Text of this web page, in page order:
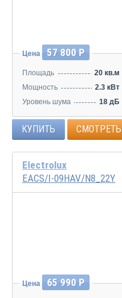
Цена 57 800 Р
Площадь
20 кв.м
Мощность
2.3 кВт
Уровень шума
18 дБ
КУПИТЬ СМОТРЕТЬ
Electrolux
EACS/I-09HAV/N8_22Y
Цена 65 990 Р